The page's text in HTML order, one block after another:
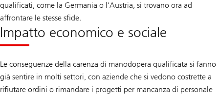
qualificati, come la Germania o l’Austria, si trovano ora ad
affrontare le stesse sfide.
Impatto economico e sociale
Le conseguenze della carenza di manodopera qualificata si fanno
già sentire in molti settori, con aziende che si vedono costrette a
rifiutare ordini o rimandare i progetti per mancanza di personale